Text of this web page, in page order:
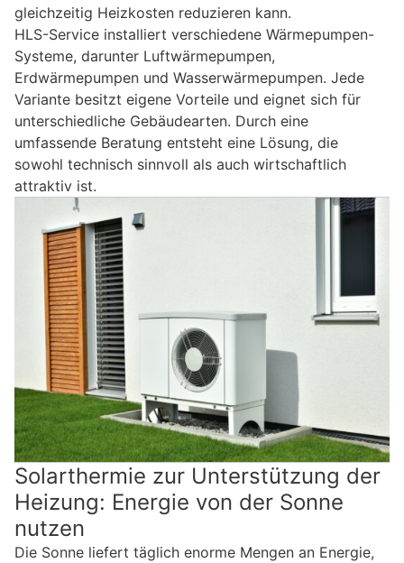
gleichzeitig Heizkosten reduzieren kann.
HLS-Service installiert verschiedene Wärmepumpen-
Systeme, darunter Luftwärmepumpen,
Erdwärmepumpen und Wasserwärmepumpen. Jede
Variante besitzt eigene Vorteile und eignet sich für
unterschiedliche Gebäudearten. Durch eine
umfassende Beratung entsteht eine Lösung, die
sowohl technisch sinnvoll als auch wirtschaftlich
attraktiv ist.
Solarthermie zur Unterstützung der
Heizung: Energie von der Sonne
nutzen
Die Sonne liefert täglich enorme Mengen an Energie,